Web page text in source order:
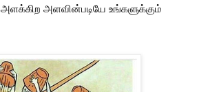
அளக்கிற அளவின்படியே உங்களுக்கும்